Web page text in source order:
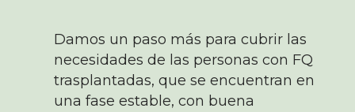
Damos un paso más para cubrir las
necesidades de las personas con FQ
trasplantadas, que se encuentran en
una fase estable, con buena